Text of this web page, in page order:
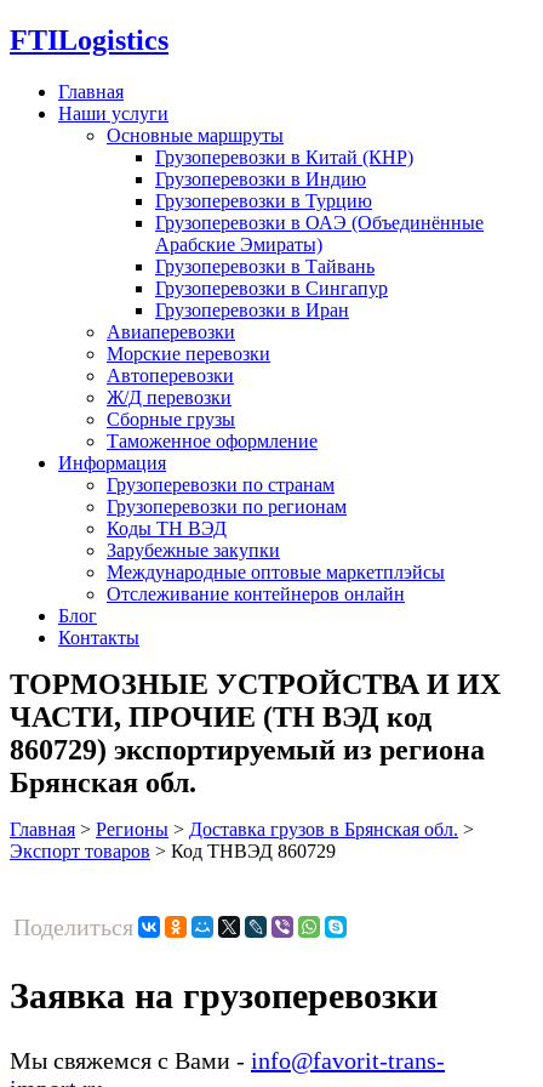
FTILogistics
Главная
Наши услуги
Основные маршруты
Грузоперевозки в Китай (КНР)
Грузоперевозки в Индию
Грузоперевозки в Турцию
Грузоперевозки в ОАЭ (Объединённые
Арабские Эмираты)
Грузоперевозки в Тайвань
Грузоперевозки в Сингапур
Грузоперевозки в Иран
Авиаперевозки
Морские перевозки
Автоперевозки
Ж/Д перевозки
Сборные грузы
Таможенное оформление
Информация
Грузоперевозки по странам
Грузоперевозки по регионам
Коды ТН ВЭД
Зарубежные закупки
Международные оптовые маркетплэйсы
Отслеживание контейнеров онлайн
Блог
Контакты
ТОРМОЗНЫЕ УСТРОЙСТВА И ИХ
ЧАСТИ, ПРОЧИЕ (ТН ВЭД код
860729) экспортируемый из региона
Брянская обл.
Главная > Регионы > Доставка грузов в Брянская обл. >
Экспорт товаров > Код ТНВЭД 860729
Поделиться
Заявка на грузоперевозки
Мы свяжемся с Вами - info@favorit-trans-